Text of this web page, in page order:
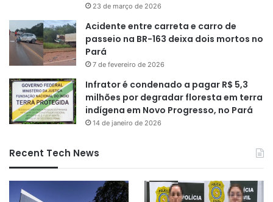
23 de março de 2026
Acidente entre carreta e carro de
passeio na BR-163 deixa dois mortos no
Pará
7 de fevereiro de 2026
Infrator é condenado a pagar R$ 5,3
milhões por degradar floresta em terra
indígena em Novo Progresso, no Pará
14 de janeiro de 2026
Recent Tech News